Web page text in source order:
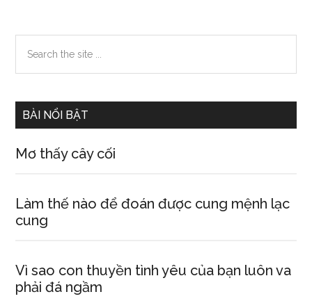
chim
hoà
bình
Primary
Sidebar
the
BÀI NỔI BẬT
Mơ thấy cây cối
Làm thế nào để đoán được cung mệnh lạc
cung
Vì sao con thuyền tình yêu của bạn luôn va
phải đá ngầm